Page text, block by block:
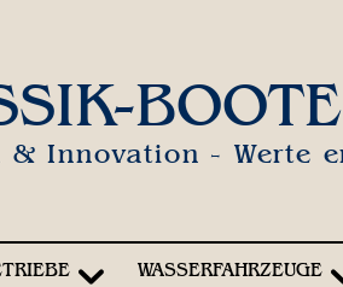
& Innovation - Werte
WASSERFAHRZEUGE